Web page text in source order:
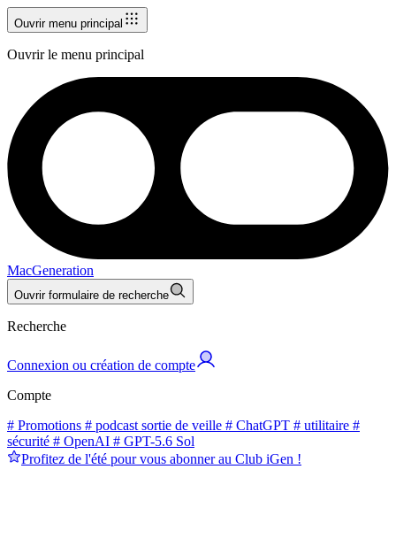
Ouvrir menu principal
Ouvrir le menu principal
MacGeneration
Ouvrir formulaire de recherche
Recherche
Connexion ou création de compte
Compte
# Promotions # podcast sortie de veille # ChatGPT # utilitaire #
sécurité # OpenAI # GPT-5.6 Sol
Profitez de l'été pour vous abonner au Club iGen !